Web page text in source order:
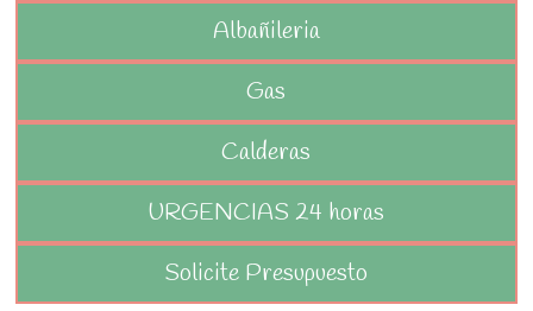
Albañileria
Gas
Calderas
URGENCIAS 24 horas
Solicite Presupuesto